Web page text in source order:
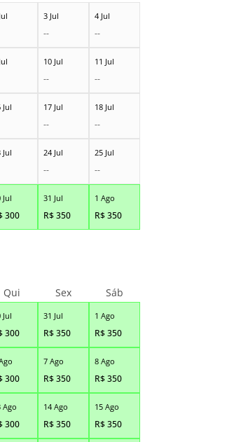
3 Jul
--
4 Jul
--
10 Jul
--
11 Jul
--
Jul 17 Jul
--
18 Jul
--
Jul 24 Jul
--
25 Jul
--
Jul
300
31 Jul
R$350
1 Ago
R$350
Jul
300
31 Jul
R$350
1 Ago
R$350
300
7 Ago
R$350
8 Ago
R$350
Ago
300
14 Ago
R$350
15 Ago
R$350
Qui Sex Sáb